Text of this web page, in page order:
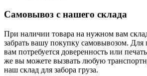
Самовывоз с нашего склада
При наличии товара на нужном вам
забрать вашу покупку самовывозом. Для
вам потребуется доверенность или
же вы можете вызвать любую
наш склад для забора груза.